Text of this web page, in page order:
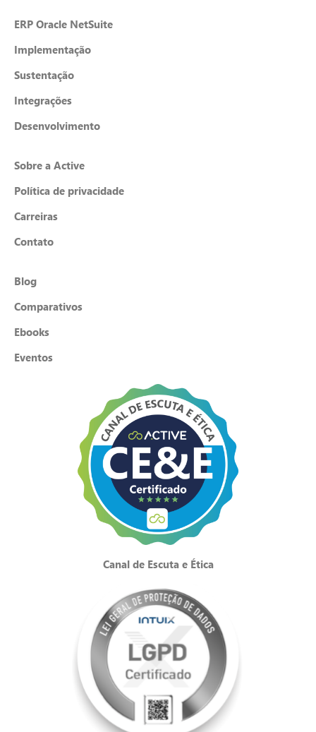
ERP Oracle NetSuite
Implementação
Sustentação
Integrações
Desenvolvimento
Sobre a Active
Política de privacidade
Carreiras
Contato
Blog
Comparativos
Ebooks
Eventos
Canal de Escuta e Ética